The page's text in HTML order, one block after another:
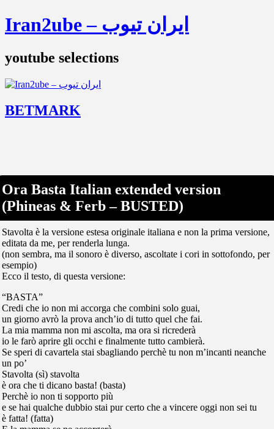
Iran2ube – ایران تیوب
youtube selections
BETMARK
Ora Basta Italian extended version
(Phineas & Ferb – BUSTED)
Stavolta è la versione estesa originale italiana e non la prima versione,
editata da me, per renderla lunga.
(non sembra, ma il sonoro è diverso, ascoltate i cori in sottofondo, per
esempio)
Ecco il testo, di questa versione:
“BASTA”
Credi che io non mi accorga che combini solo guai,
un giorno avrò la prova anch’io di tutto quel che fai.
La mia mamma non mi ascolta, ma ora si ricrederà
io le farò aprire gli occhi e finalmente tutto cambierà.
Se speri di cavartela stai sbagliando perchè tu non m’incanti neanche
un po’
Stavolta (sì) stavolta
è ora che ti dicano basta! (basta)
Perchè io non ti sopporto più
e se hai qualche dubbio stai pur certo che a vincere oggi non sei tu
è fatta! (fatta)